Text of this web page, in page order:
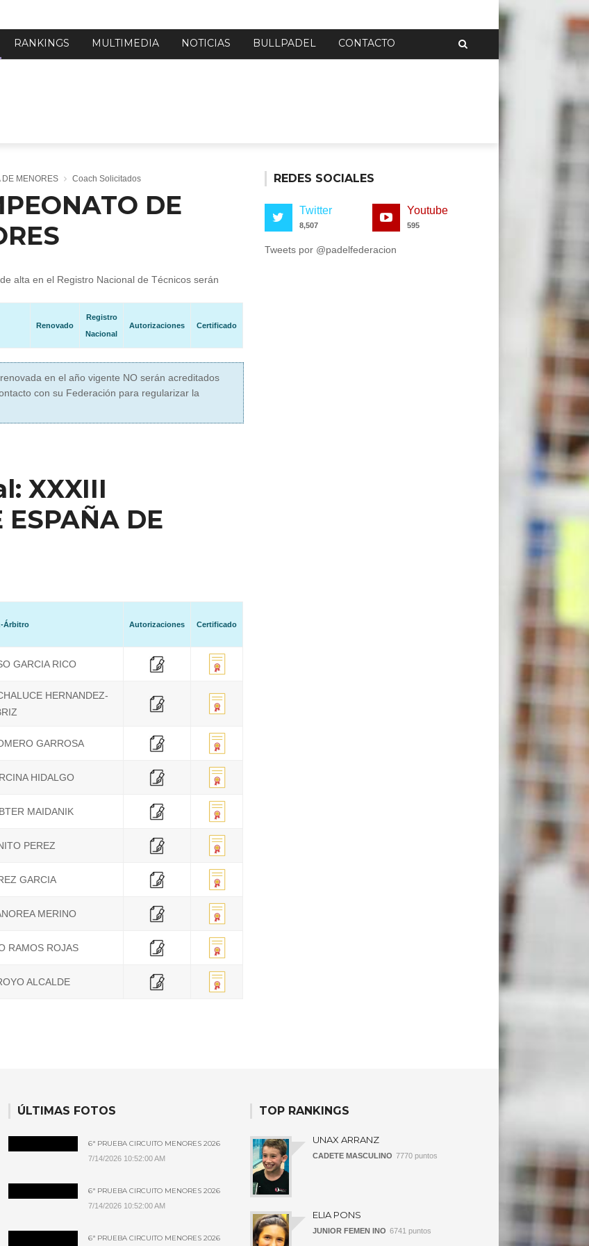
RANKINGS MULTIMEDIA NOTICIAS BULLPADEL CONTACTO
DE MENORES Coach Solicitados
DE
alta en el Registro Nacional de Técnicos serán
Renovado
Registro
Nacional
Autorizaciones Certificado
en el año vigente NO serán acreditados
con su Federación para regularizar la
XXXIII
ESPAÑA DE
Árbitro Autorizaciones Certificado
GARCIA RICO
HERNANDEZ-
GARROSA
HIDALGO
MAIDANIK
PEREZ
GARCIA
MERINO
RAMOS ROJAS
ALCALDE
REDES SOCIALES
Twitter
8,507
Youtube
595
Tweets por @padelfederacion
ÚLTIMAS FOTOS
6ª PRUEBA CIRCUITO MENORES 2026
7/14/2026 10:52:00 AM
6ª PRUEBA CIRCUITO MENORES 2026
7/14/2026 10:52:00 AM
6ª PRUEBA CIRCUITO MENORES 2026
TOP RANKINGS
UNAX ARRANZ
CADETE MASCULINO 7770 puntos
ELIA PONS
JUNIOR FEMEN INO 6741 puntos